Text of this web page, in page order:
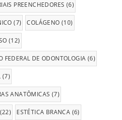
PREENCHEDORES (6)
(7) COLÁGENO (10)
(12)
FEDERAL DE ODONTOLOGIA (6)
(7)
ANATÔMICAS (7)
(22) ESTÉTICA BRANCA (6)